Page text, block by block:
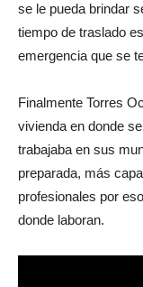
se le pueda brindar
tiempo de traslado
emergencia que se
Finalmente Torres
vivienda en donde
trabajaba en sus
preparada, más
profesionales por
donde laboran.